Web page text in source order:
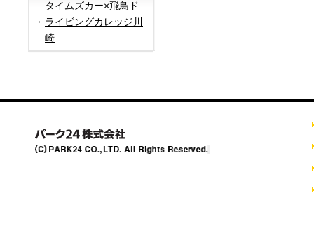
タイムズカー×飛鳥ド
ライビングカレッジ川
崎